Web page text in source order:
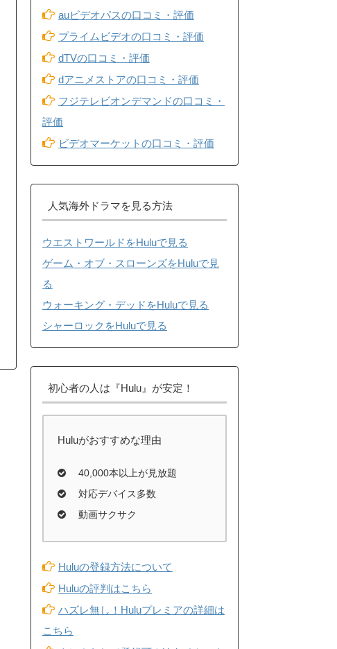
auビデオパスの口コミ・評価
プライムビデオの口コミ・評価
dTVの口コミ・評価
dアニメストアの口コミ・評価
フジテレビオンデマンドの口コミ・
評価
ビデオマーケットの口コミ・評価
人気海外ドラマを見る方法
ウエストワールドをHuluで見る
ゲーム・オブ・スローンズをHuluで見
る
ウォーキング・デッドをHuluで見る
シャーロックをHuluで見る
初心者の人は『Hulu』が安定！
Huluがおすすめな理由
40,000本以上が見放題
対応デバイス多数
動画サクサク
Huluの登録方法について
Huluの評判はこちら
ハズレ無し！Huluプレミアの詳細は
こちら